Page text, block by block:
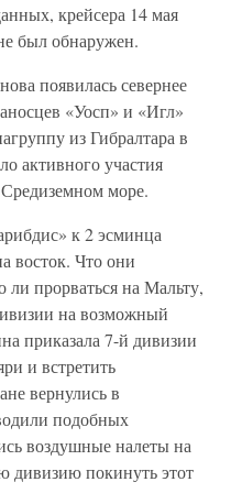
крейсера 14 мая
был обнаружен.
появилась севернее
«Уосп» и «Игл»
из Гибралтара в
активного участия
море.
к 2 эсминца
восток. Что они
ли прорваться на Мальту,
на возможный
приказала 7-й дивизии
и встретить
вернулись в
подобных
воздушные налеты на
дивизию покинуть этот